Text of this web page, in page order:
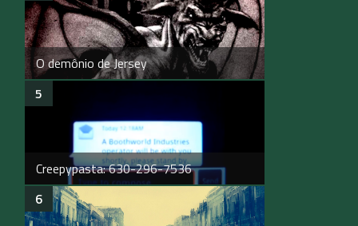
O demônio de Jersey
Creepypasta: 630-296-7536